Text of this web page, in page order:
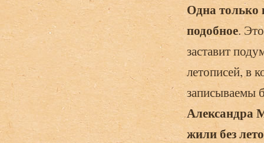
Одна только
подобное.
заставит
летописей, в
записываемы
Александра
жили без